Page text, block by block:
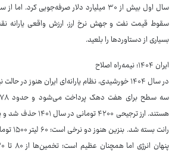
سقوط قیمت نفت و جهش نرخ ارز، ارزش واقعی یارانه
بسیاری از دستاوردها را بلعید.
ایران ۱۴۰۴؛ نیمه‌راه اصلاح
در سال ۱۴۰۴ خورشیدی، نظام یارانه‌ای ایران هنوز
هستند. ارز ترجیحی